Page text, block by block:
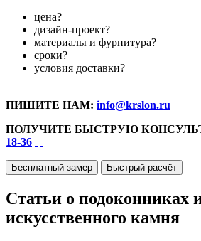
цена?
дизайн-проект?
материалы и фурнитура?
сроки?
условия доставки?
ПИШИТЕ НАМ: info@krslon.ru
ПОЛУЧИТЕ БЫСТРУЮ
18-36
Бесплатный замер Быстрый расчёт
Статьи о подоконниках
искусственного камня